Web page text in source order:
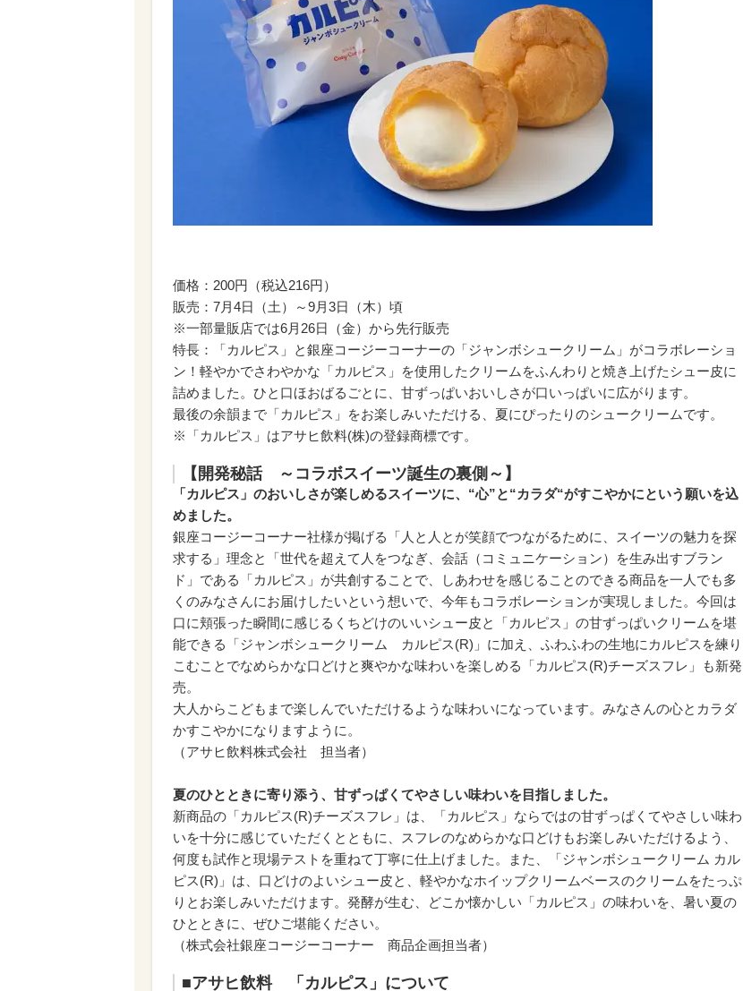
価格：200円（税込216円）
販売：7月4日（土）～9月3日（木）頃
※一部量販店では6月26日（金）から先行販売
特長：「カルピス」と銀座コージーコーナーの「ジャンボシュークリーム」がコラボレーショ
ン！軽やかでさわやかな「カルピス」を使用したクリームをふんわりと焼き上げたシュー皮に
詰めました。ひと口ほおばるごとに、甘ずっぱいおいしさが口いっぱいに広がります。
最後の余韻まで「カルピス」をお楽しみいただける、夏にぴったりのシュークリームです。
※「カルピス」はアサヒ飲料(株)の登録商標です。
【開発秘話 ～コラボスイーツ誕生の裏側～】
「カルピス」のおいしさが楽しめるスイーツに、“心”と“カラダ“がすこやかにという願いを込
めました。
銀座コージーコーナー社様が掲げる「人と人とが笑顔でつながるために、スイーツの魅力を探
求する」理念と「世代を超えて人をつなぎ、会話（コミュニケーション）を生み出すブラン
ド」である「カルピス」が共創することで、しあわせを感じることのできる商品を一人でも多
くのみなさんにお届けしたいという想いで、今年もコラボレーションが実現しました。今回は
口に頬張った瞬間に感じるくちどけのいいシュー皮と「カルピス」の甘ずっぱいクリームを堪
能できる「ジャンボシュークリーム カルピス(R)」に加え、ふわふわの生地にカルピスを練り
こむことでなめらかな口どけと爽やかな味わいを楽しめる「カルピス(R)チーズスフレ」も新発
売。
大人からこどもまで楽しんでいただけるような味わいになっています。みなさんの心とカラダ
かすこやかになりますように。
（アサヒ飲料株式会社 担当者）
夏のひとときに寄り添う、甘ずっぱくてやさしい味わいを目指しました。
新商品の「カルピス(R)チーズスフレ」は、「カルピス」ならではの甘ずっぱくてやさしい味わ
いを十分に感じていただくとともに、スフレのなめらかな口どけもお楽しみいただけるよう、
何度も試作と現場テストを重ねて丁寧に仕上げました。また、「ジャンボシュークリーム カル
ピス(R)」は、口どけのよいシュー皮と、軽やかなホイップクリームベースのクリームをたっぷ
りとお楽しみいただけます。発酵が生む、どこか懐かしい「カルピス」の味わいを、暑い夏の
ひとときに、ぜひご堪能ください。
（株式会社銀座コージーコーナー 商品企画担当者）
■アサヒ飲料 「カルピス」について